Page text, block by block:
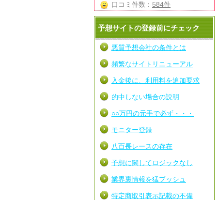
口コミ件数： 584件
予想サイトの登録前にチェック
悪質予想会社の条件とは
頻繁なサイトリニューアル
入金後に、利用料を追加要求
的中しない場合の説明
○○万円の元手で必ず・・・
モニター登録
八百長レースの存在
予想に関してロジックなし
業界裏情報を猛プッシュ
特定商取引表示記載の不備